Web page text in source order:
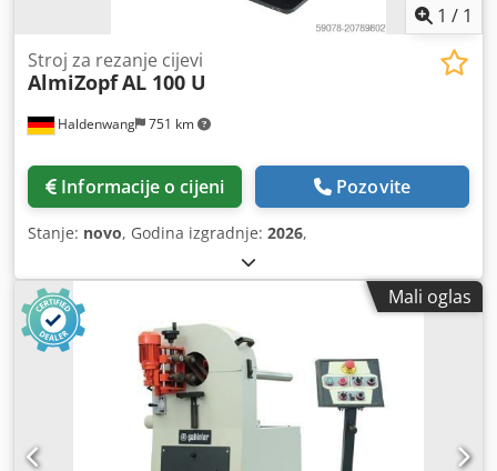
1 / 1
Haldenwang 751 km
Stroj za rezanje cijevi
AlmiZopfAL 100 U
Informacije o cijeni Pozovite
Stanje: novo, Godina izgradnje: 2026,
Mali oglas